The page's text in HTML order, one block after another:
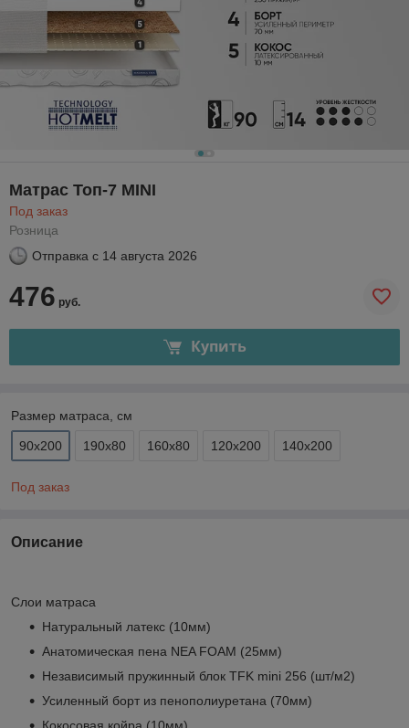
Матрас Топ-7 MINI
Под заказ
Розница
Отправка с 14 августа 2026
476 руб.
Купить
Размер матраса, см
90х200 190х80 160х80 120х200 140х200
Под заказ
Описание
Слои матраса
Натуральный латекс (10мм)
Анатомическая пена NEA FOAM (25мм)
Независимый пружинный блок TFK mini 256 (шт/м2)
Усиленный борт из пенополиуретана (70мм)
Кокосовая койра (10мм)